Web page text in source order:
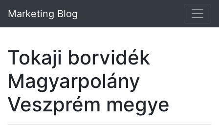
Marketing Blog
Tokaji borvidék
Magyarpolány
Veszprém megye